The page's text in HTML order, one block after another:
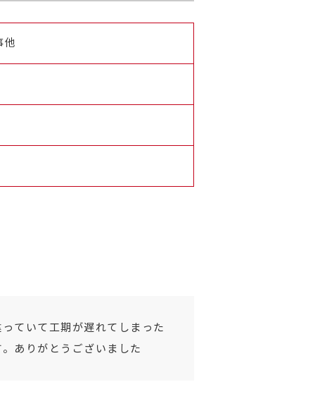
他
ていて工期が遅れてしまった
ありがとうございました